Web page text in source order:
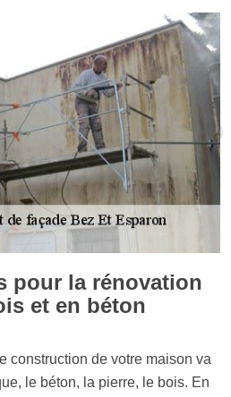
pour la rénovation
et en béton
construction de votre maison va
le béton, la pierre, le bois. En